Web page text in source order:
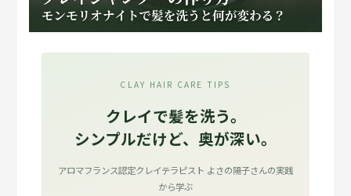
CLAY HAIR CARE TIPS
クレイで髪を洗う。
シンプルだけど、奥が深い。
アロマフランス認定クレイテラピスト よさの陽子さんの実践
から学ぶ